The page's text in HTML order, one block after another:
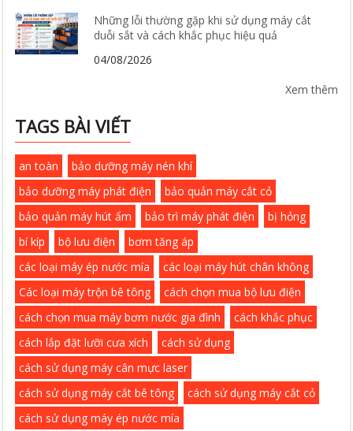
Những lỗi thường gặp khi sử dụng máy cắt
duỗi sắt và cách khắc phục hiệu quả
04/08/2026
Xem thêm
TAGS BÀI VIẾT
an toàn
bảo dưỡng máy nén khí
bảo dưỡng máy phát điện
bảo quản máy cắt cỏ
bảo quản máy hút ẩm
bảo trì máy phát điện
bị hỏng
bí kíp
bộ lưu điện
bơm tăng áp
các loại máy ép nước mía
các loại máy hút chân không
Các loại máy trộn bê tông
cách chọn mua bộ lưu điện
cách chọn mua máy bơm nước gia đình
cách khắc phục
cách lắp đặt lưỡi cưa xích
cách sử dụng
cách sử dụng máy cân mực laser
cách sử dụng máy cắt bê tông
cách sử dụng máy cắt cỏ
cách sử dụng máy ép nước mía